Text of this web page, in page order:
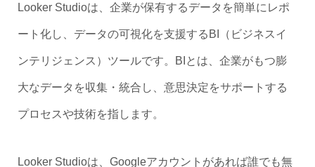
Looker Studioは、企業が保有するデータを簡単にレポ
ート化し、データの可視化を支援するBI（ビジネスイ
ンテリジェンス）ツールです。BIとは、企業がもつ膨
大なデータを収集・統合し、意思決定をサポートする
プロセスや技術を指します。
Looker Studioは、Googleアカウントがあれば誰でも無